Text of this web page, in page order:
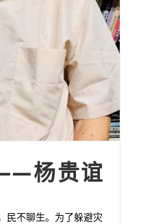
杨贵谊
民不聊生。为了躲避灾